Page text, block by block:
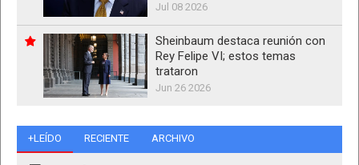
Jul 08 2026
Sheinbaum destaca reunión con
Rey Felipe VI; estos temas
trataron
Jun 26 2026
+LEÍDO RECIENTE ARCHIVO